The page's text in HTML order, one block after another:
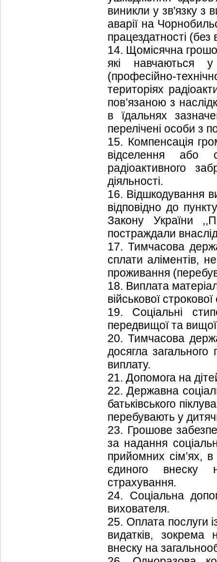
виникли у зв'язку з
аварії на
працездатності (без
14. Щомісячна
які навчаються у
(професійно-
територіях
пов’язаною з
в їдальнях
перелічені особи з
15. Компенсація
відселення або
радіоактивного
діяльності.
16. Відшкодування
відповідно до
Закону України
постраждали
17. Тимчасова
сплати аліментів,
проживання
18. Виплата
військової
19. Соціальні
передвищої та вищої
20. Тимчасова
досягла
виплату.
21. Допомога на
22. Державна
батьківського
перебувають у
23. Грошове
за надання
прийомних сім’ях,
єдиного внеску
страхування.
24. Соціальна
вихователя.
25. Оплата послуги
видатків, зокрема
внеску на